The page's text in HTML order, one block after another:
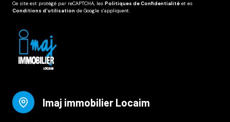
Ce site est protégé par reCAPTCHA, les Politiques de Confidentialité et es
Conditions d'utilisation de Google s'appliquent.
Imaj immobilier Locaim